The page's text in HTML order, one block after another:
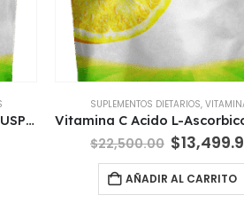
Vitamina C Acido L-Ascorbico USP x 250 Gr EDN Nutrition
SUPLEMENTOS DIETARIOS,
$22,500.00 El
precio
original
era:
$
AÑADIR AL CARRITO